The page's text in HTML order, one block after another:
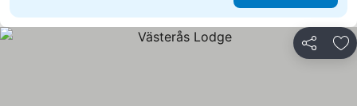
Jaa